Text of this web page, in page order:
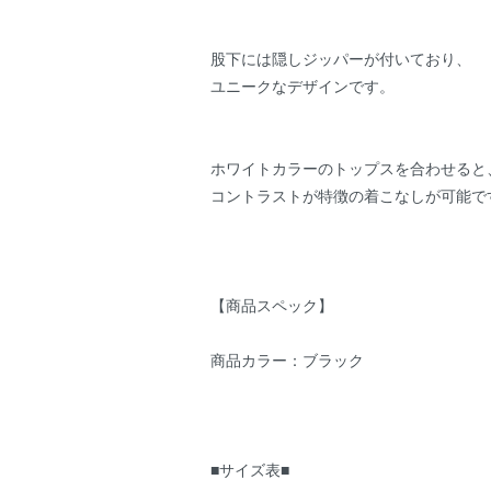
股下には隠しジッパーが付いており、
ユニークなデザインです。
ホワイトカラーのトップスを合わせると
コントラストが特徴の着こなしが可能で
【商品スペック】
商品カラー：ブラック
■サイズ表■